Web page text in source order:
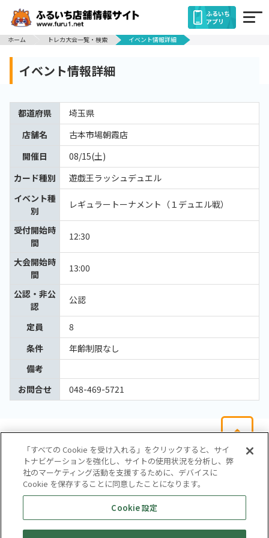
ふるいち
アプリ
ホーム
トレカ大会一覧・検索 イベント情報詳細
イベント情報詳細
都道府県
埼玉県
店舗名
古本市場朝霞店
開催日
08/15(土)
カード種別
遊戯王ラッシュデュエル
イベント種
別
レギュラートーナメント（１デュエル戦）
受付開始時
間
12:30
大会開始時
間
13:00
公認・非公
認
公認
定員
8
条件
年齢制限なし
備考
お問合せ
048-469-5721
会社概要
サイトマップ
お問い合わせ
個人情報保護方針
株式会社テイツー
「すべての Cookie を受け入れる」をクリックすると、サイ
トナビゲーションを強化し、サイトの使用状況を分析し、弊
社のマーケティング活動を支援するために、デバイスに
Cookie を保存することに同意したことになります。
Cookie 設定